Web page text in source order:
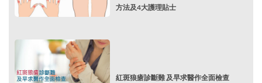
方法及4大護理貼士
紅斑狼瘡診斷難 及早求醫作全面檢查